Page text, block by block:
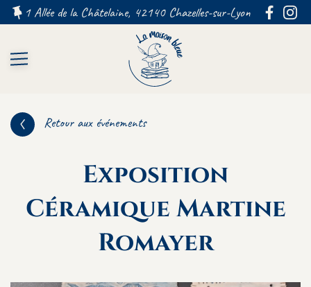
1 Allée de la Châtelaine, 42140 Chazelles-sur-Lyon FRANCE
Retour aux événements
Exposition
Céramique Martine
Romayer